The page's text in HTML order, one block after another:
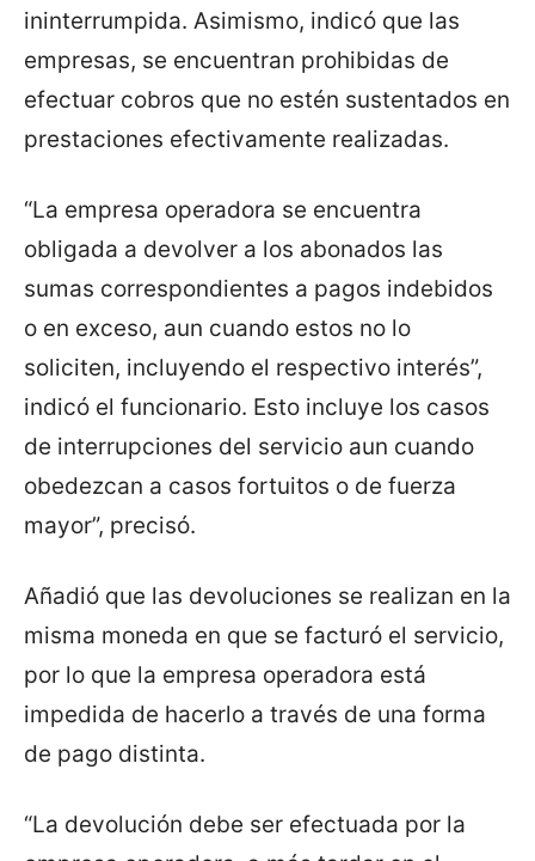
ininterrumpida. Asimismo, indicó que las
empresas, se encuentran prohibidas de
efectuar cobros que no estén sustentados en
prestaciones efectivamente realizadas.
“La empresa operadora se encuentra
obligada a devolver a los abonados las
sumas correspondientes a pagos indebidos
o en exceso, aun cuando estos no lo
soliciten, incluyendo el respectivo interés”,
indicó el funcionario. Esto incluye los casos
de interrupciones del servicio aun cuando
obedezcan a casos fortuitos o de fuerza
mayor”, precisó.
Añadió que las devoluciones se realizan en la
misma moneda en que se facturó el servicio,
por lo que la empresa operadora está
impedida de hacerlo a través de una forma
de pago distinta.
“La devolución debe ser efectuada por la